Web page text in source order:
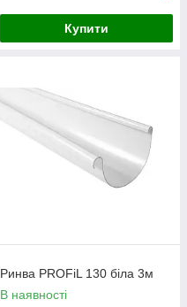
Купити
Ринва PROFiL 130 біла 3м
В наявності